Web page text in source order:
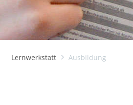
Lernwerkstatt Ausbildung